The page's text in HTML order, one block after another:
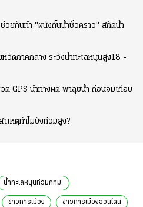
ช่วยกันทำ "ผนังกั้นน้ำชั่วคราว" สกัดน้ำ
วัดภาคกลาง ระวังน้ำทะเลหนุนสูง18 -
ต GPS นำทางผิด พาลุยน้ำ ก่อนจมเกือบ
เหตุทำไมยังท่วมสูง?
น้ำทะเลหนุนท่วมกทม.
ข่าวการเมือง ข่าวการเมืองออนไลน์